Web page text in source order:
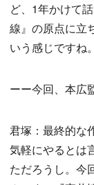
ど、1年かけて
線』の原点に立
いう感じですね。
ーー今回、本広
君塚：最終的な
気軽にやるとは
ただろうし。今